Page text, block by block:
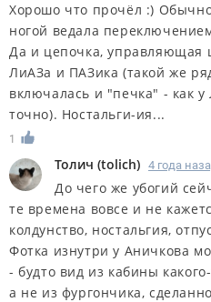
Хорошо что прочёл :)
ногой ведала
Да и цепочка, управляющая
ЛиАЗа и ПАЗика (такой же
включалась и "печка" - как
точно). Ностальги-ия...
1
Толич (tolich) 4 года
До чего же убогий
те времена вовсе и не
колдунство, ностальгия,
Фотка изнутри у Аничкова
- будто вид из кабины
а не из фургончика,